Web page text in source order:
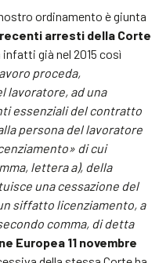
ordinamento è giunta
arresti della Corte
infatti già nel 2015 così
proceda,
lavoratore, ad una
essenziali del contratto
persona del lavoratore
di cui
lettera a), della
una cessazione del
siffatto licenziamento, a
comma, di detta
Europea 11 novembre